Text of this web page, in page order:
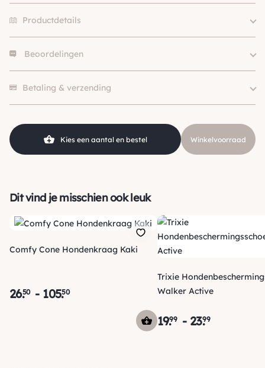
Productdetails
Aandoening
Merk
PhytoTreat
SKU
Beoordelingen
Betaling & verzending
Kies een aantal en bestel Winkelvoorraad
Dit vind je misschien ook leuk
Comfy Cone Hondenkraag Kaki
26.50 - 105.50
Trixie Hondenbeschermingsschoen
Walker Active
19.99 - 23.99